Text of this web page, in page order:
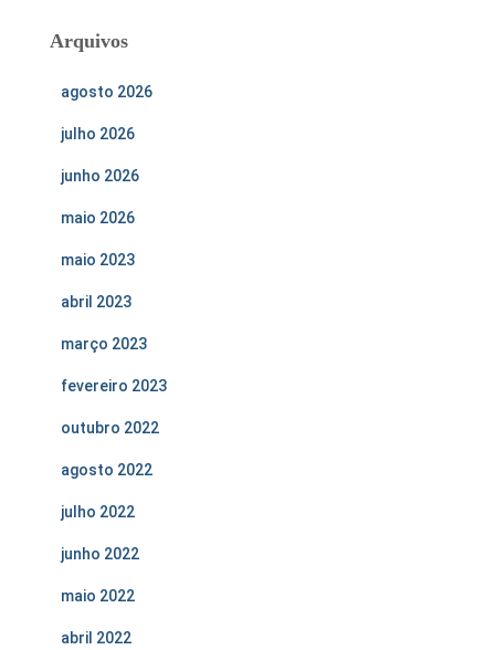
Arquivos
agosto 2026
julho 2026
junho 2026
maio 2026
maio 2023
abril 2023
março 2023
fevereiro 2023
outubro 2022
agosto 2022
julho 2022
junho 2022
maio 2022
abril 2022